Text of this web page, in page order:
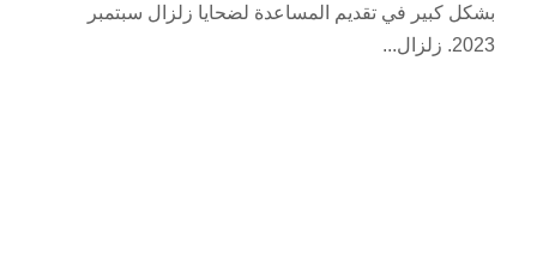
بشكل كبير في تقديم المساعدة لضحايا زلزال سبتمبر
2023. زلزال...